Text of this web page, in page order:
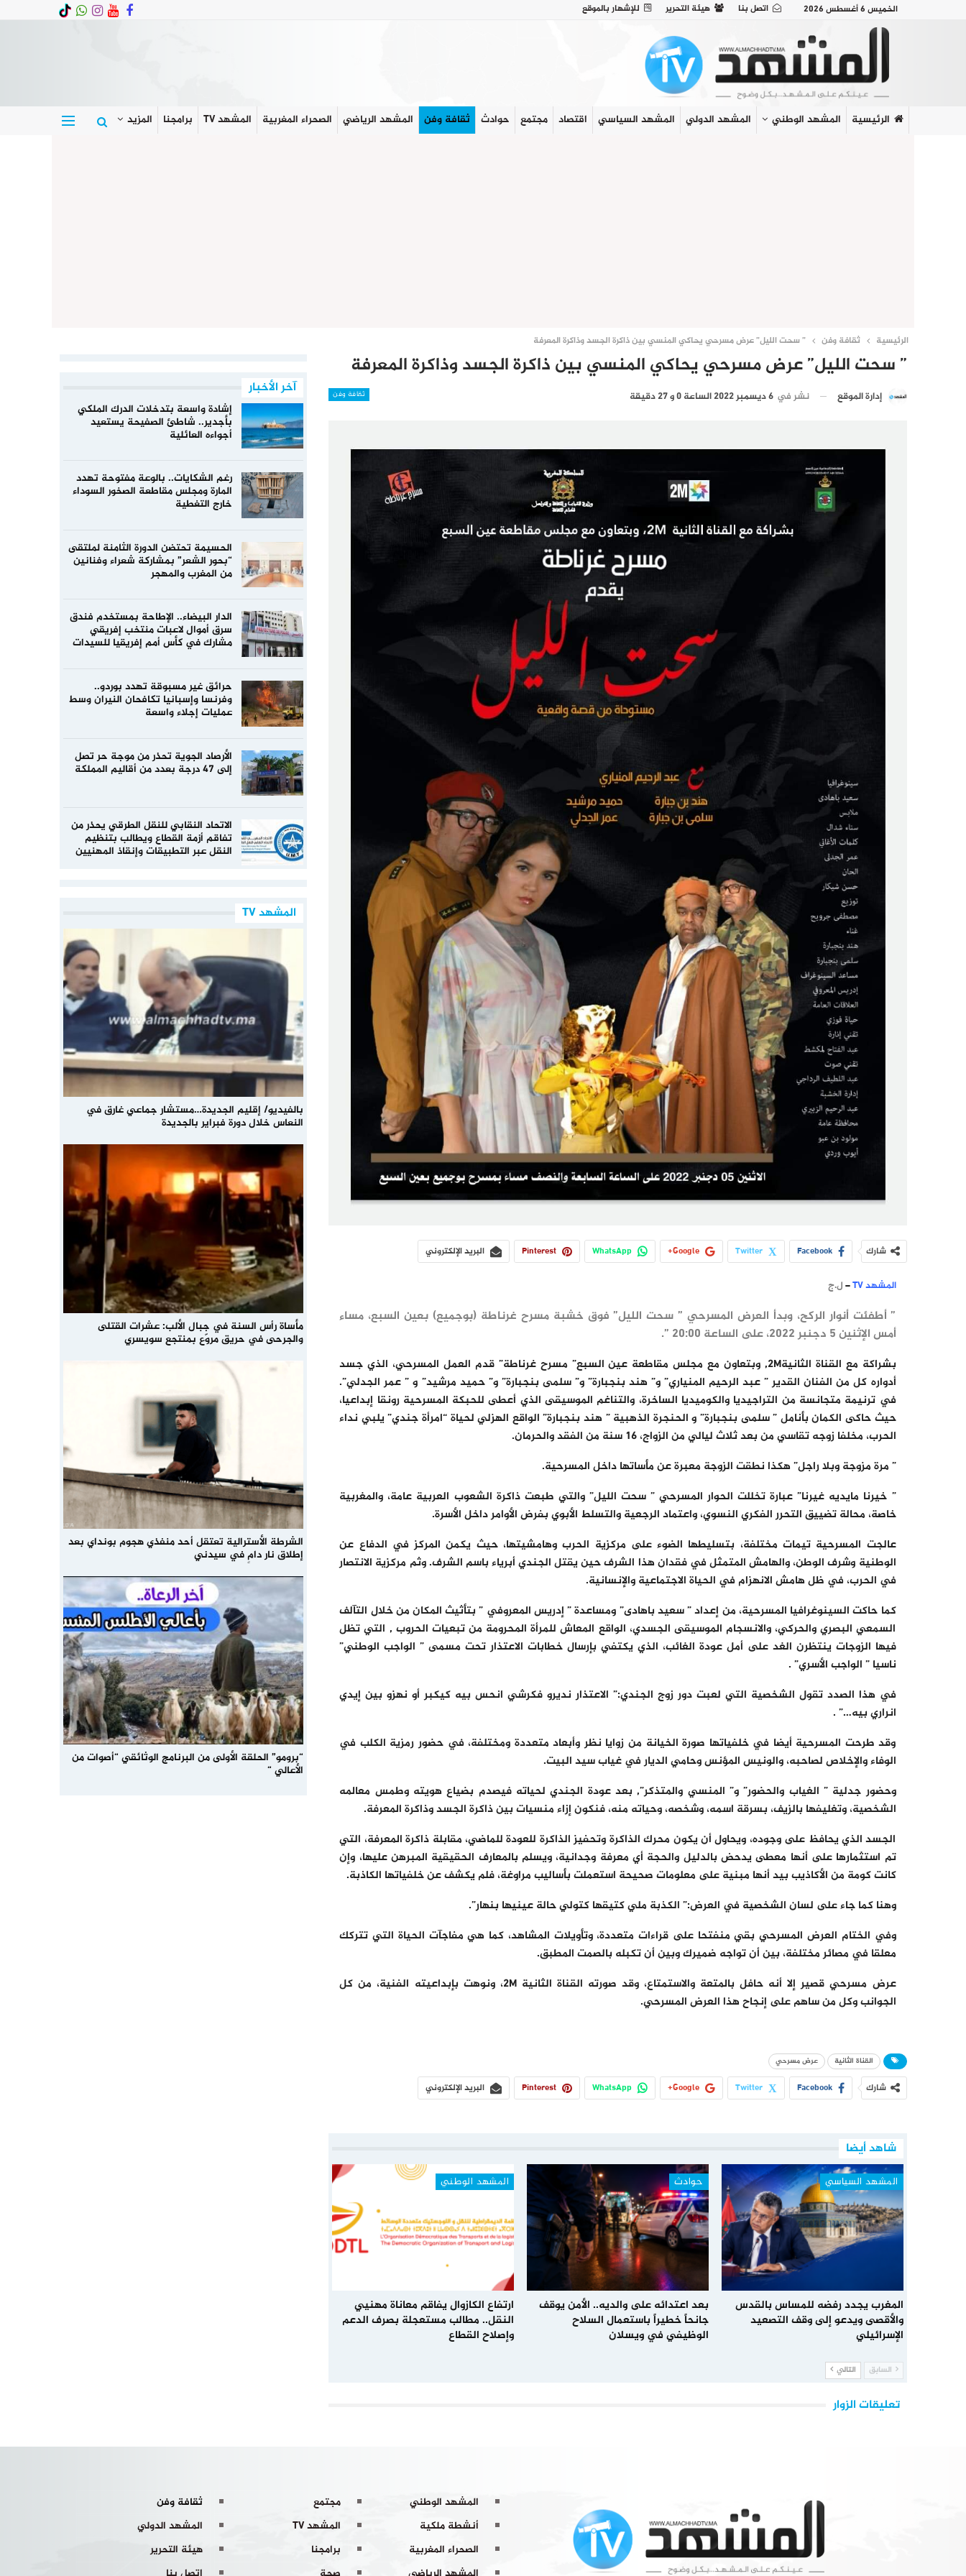
الخميس 6 أغسطس 2026 اتصل بنا هيئة التحرير للإشهار بالموقع
الرئيسية المشهد الوطني المشهد الدولي المشهد السياسي اقتصاد مجتمع حوادث ثقافة وفن المشهد الرياضي الصحراء المغربية المشهد TV برامجنا المزيد
الرئيسية ثقافة وفن ” سحت الليل” عرض مسرحي يحاكي المنسي بين ذاكرة الجسد وذاكرة المعرفة
” سحت الليل” عرض مسرحي يحاكي المنسي بين ذاكرة الجسد وذاكرة المعرفة
ثقافة وفن إدارة الموقع نشر في 6 ديسمبر 2022 الساعة 0 و 27 دقيقة
شارك Facebook
Twitter
Google+
WhatsApp
Pinterest البريد الإلكتروني
المشهد TV –ل.ج
” أطفئت أنوار الركح، وبدأ العرض المسرحي ” سحت الليل” فوق خشبة مسرح غرناطة (بوجميع) بعين السبع، مساء
أمس الإثنين 5 دجنبر 2022، على الساعة 20:00 ”.
بشراكة مع القناة الثانية2M, وبتعاون مع مجلس مقاطعة عين السبع” مسرح غرناطة” قدم العمل المسرحي، الذي جسد
أدواره كل من الفنان القدير ” عبد الرحيم المنياري” و” هند بنجبارة” و” سلمى بنجبارة” و” حميد مرشيد” و ” عمر الجدلي”.
في ترنيمة متجانسة من التراجيديا والكوميديا الساخرة، والتناغم الموسيقى الذي أعطى للحبكة المسرحية رونقا إبداعيا،
حيث حاكى الكمان بأنامل ” سلمى بنجبارة” و الحنجرة الذهبية ” هند بنجبارة” الواقع الهزلي لحياة “امرأة جندي” يلبي نداء
الحرب، مخلفا زوجه تقاسي من بعد ثلاث ليالي من الزواج، 16 سنة من الفقد والحرمان.
” مرة مزوجة وبلا راجل” هكذا نطقت الزوجة معبرة عن مأساتها داخل المسرحية.
” خيرنا مايديه غيرنا” عبارة تخللت الحوار المسرحي ” سحت الليل” والتي طبعت ذاكرة الشعوب العربية عامة، والمغربية
خاصة، محالة تضييق التحرر الفكري النسوي، واعتماد الرجعية والتسلط الأبوي بفرض الأوامر داخل الأسرة.
عالجت المسرحية تيمات مختلفة، بتسليطها الضوء على مركزية الحرب وهامشيتها، حيث يكمن المركز في الدفاع عن
الوطنية وشرف الوطن، والهامش المتمثل في فقدان هذا الشرف حين يقتل الجندي أبرياء باسم الشرف. وثم مركزية الانتصار
في الحرب، في ظل هامش الانهزام في الحياة الاجتماعية والإنسانية.
كما حاكت السينوغرافيا المسرحية، من إعداد ” سعيد باهادى” ومساعدة ” إدريس المعروفي ” بتأثيث المكان من خلال التآلف
السمعي البصري والحركي، والانسجام الموسيقى الجسدي، الواقع المعاش للمرأة المحرومة من تبعيات الحروب , التي تظل
فيها الزوجات ينتظرن الغد على أمل عودة الغائب، الذي يكتفي بإرسال خطابات الاعتذار تحت مسمى ” الواجب الوطني”
ناسيا ” الواجب الأسري” .
في هذا الصدد تقول الشخصية التي لعبت دور زوج الجندي:” الاعتذار نديرو فكرشي انحس بيه كيكبر أو نهزو بين إيدي
انراري بيه…” .
وقد طرحت المسرحية أيضا في خلفياتها صورة الخيانة من زوايا نظر وأبعاد متعددة ومختلفة، في حضور رمزية الكلب في
الوفاء والإخلاص لصاحبه، والونيس المؤنس وحامي الديار في غياب سيد البيت.
وحضور جدلية ” الغياب والحضور” و” المنسي والمتذكر”, بعد عودة الجندي لحياته فيصدم بضياع هويته وطمس معالمه
الشخصية، وتغليفها بالزيف، بسرقة اسمه، وشخصه، وحياته منه، فنكون إزاء منسيات بين ذاكرة الجسد وذاكرة المعرفة.
الجسد الذي يحافظ على وجوده، ويحاول أن يكون محرك الذاكرة وتحفيز الذاكرة للعودة للماضي، مقابلة ذاكرة المعرفة، التي
تم استثمارها على أنها معطى يدحض بالدليل والحجة أي معرفة وجدانية، ويسلم بالمعارف الحقيقية المبرهن عليها، وإن
كانت كومة من الأكاذيب بيد أنها مبنية على معلومات صحيحة استعملت بأساليب مراوغة، فلم يكشف عن خلفياتها الكاذبة.
وهنا كما جاء على لسان الشخصية في العرض:” الكذبة ملي كتيقها كتولي حالة عينيها بنهار”.
وفي الختام العرض المسرحي بقي منفتحا على قراءات متعددة، وتأويلات المشاهد، كما هي مفاجآت الحياة التي تتركك
معلقا في مصائر مختلفة، بين أن تواجه ضميرك وبين أن تكبله بالصمت المطبق.
عرض مسرحي قصير إلا أنه حافل بالمتعة والاستمتاع، وقد صورته القناة الثانية 2M، ونوهت بإبداعيته الفنية، من كل
الجوانب وكل من ساهم على إنجاح هذا العرض المسرحي.
القناة الثانية عرض مسرحي
شارك Facebook
Twitter
Google+
WhatsApp
Pinterest البريد الإلكتروني
شاهد أيضا
المشهد السياسي
المغرب يجدد رفضه للمساس بالقدس
والأقصى ويدعو إلى وقف التصعيد
الإسرائيلي
حوادث
بعد اعتدائه على والديه.. الأمن يوقف
جانحاً خطيراً باستعمال السلاح
الوظيفي في ويسلان
المشهد الوطني
ارتفاع الكازوال يفاقم معاناة مهنيي
النقل.. مطالب مستعجلة بصرف الدعم
وإصلاح القطاع
السابق التالي
تعليقات الزوار
آخر الأخبار
إشادة واسعة بتدخلات الدرك الملكي
بأجدير.. شاطئ الصفيحة يستعيد
أجواءه العائلية
رغم الشكايات.. بالوعة مفتوحة تهدد
المارة ومجلس مقاطعة الصخور السوداء
خارج التغطية
الحسيمة تحتضن الدورة الثامنة لملتقى
“بحور الشعر” بمشاركة شعراء وفنانين
من المغرب والمهجر
الدار البيضاء.. الإطاحة بمستخدم فندق
سرق أموال لاعبات منتخب إفريقي
مشارك في كأس أمم إفريقيا للسيدات
حرائق غير مسبوقة تهدد بوردو..
وفرنسا وإسبانيا تكافحان النيران وسط
عمليات إجلاء واسعة
الأرصاد الجوية تحذر من موجة حر تصل
إلى 47 درجة بعدد من أقاليم المملكة
الاتحاد النقابي للنقل الطرقي يحذر من
تفاقم أزمة القطاع ويطالب بتنظيم
النقل عبر التطبيقات وإنقاذ المهنيين
المشهد TV
بالفيديو/ إقليم الجديدة…مستشار جماعي غارق في
النعاس خلال دورة فبراير بالجديدة
مأساة رأس السنة في جبال الألب: عشرات القتلى
والجرحى في حريق مروّع بمنتجع سويسري
الشرطة الأسترالية تعتقل أحد منفذي هجوم بونداي بعد
إطلاق نار دامٍ في سيدني
“برومو” الحلقة الأولى من البرنامج الوثائقي “أصوات من
الأعالي “
المشهد الوطني
أنشطة ملكية
الصحراء المغربية
مجتمع
المشهد TV
برامجنا
ثقافة وفن
المشهد الدولي
هيئة التحرير